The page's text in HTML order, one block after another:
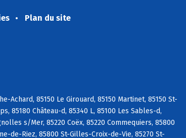
Plan du site
Achard, 85150 Le Girouard, 85150 Martinet, 85150 St-
85180 Château-d, 85340 L, 85100 Les Sables-d,
s/Mer, 85220 Coëx, 85220 Commequiers, 85800
de-Riez, 85800 St-Gilles-Croix-de-Vie, 85270 St-